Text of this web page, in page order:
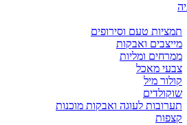
תמציות טעם וסירופים
מייצבים ואבקות
ממרחים ומליות
צבעי מאכל
קולור מיל
שוקולדים
תערובות לעוגה ואבקות מוכנות
קצפות